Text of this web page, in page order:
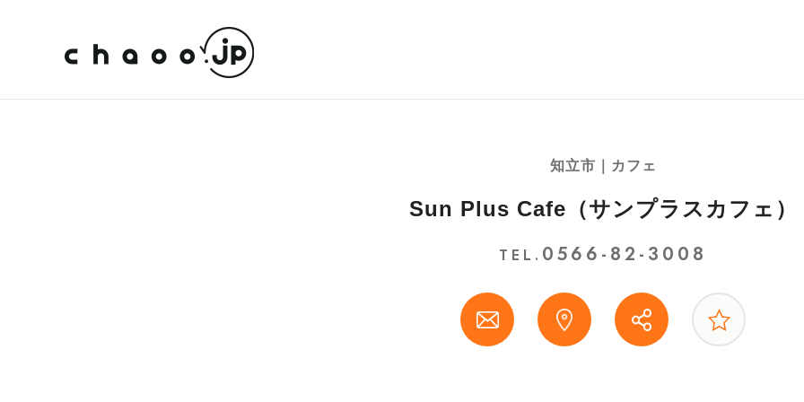
知立市｜カフェ
Sun Plus Cafe（サンプラスカフェ）
TEL. 0566-82-3008